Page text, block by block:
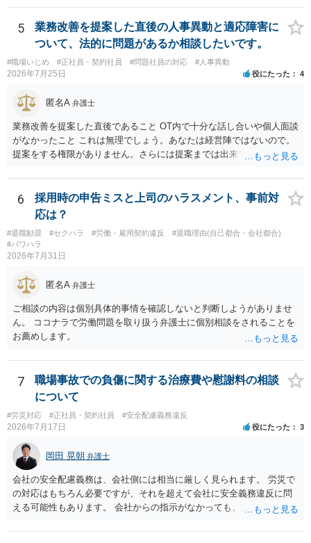
5
業務改善を提案した直後の人事異動と適応障害に
ついて、法的に問題があるか相談したいです。
#職場いじめ #正社員・契約社員 #問題社員の対応 #人事異動
2026年7月25日 役にたった 4
匿名A 弁護士
業務改善を提案した直後であること OT内で十分な話し合いや個人面談
がなかったこと これは無理でしょう。あなたは経営陣ではないので。
提案をする権限がありません。さらには提案までは出来ても、会社が
況を報告する義務もありません。 権限がないことをして、相手が応じ
ないのは当然で、それで適応障害になっても、そもそも相手は適法で
すので、対応は難しいでしょう。
6
採用時の申告ミスと上司のハラスメント、事前対
応は？
#退職勧奨 #セクハラ #労働・雇用契約違反
#退職理由(自己都合・会社都合)
#パワハラ
2026年7月31日
匿名A 弁護士
ご相談の内容は個別具体的事情を確認しないと判断しようがありませ
ん。 ココナラで労働問題を取り扱う弁護士に個別相談をされることを
お薦めします。
7
職場事故での負傷に関する治療費や慰謝料の相談
について
#労災対応 #正社員・契約社員 #安全配慮義務違反
2026年7月17日 役にたった 3
岡田 晃朝 弁護士
会社の安全配慮義務は、会社側には相当に厳しく見られます。 労災で
の対応はもちろん必要ですが、それを超えて会社に安全義務違反に問
える可能性もあります。 会社からの指示がなかっても、逆に危険な作
実地指導をしていないことが問題になった事例もあります。ですの